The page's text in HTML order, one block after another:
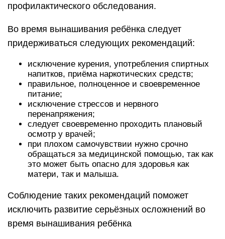
профилактического обследования.
Во время вынашивания ребёнка следует
придерживаться следующих рекомендаций:
исключение курения, употребления спиртных
напитков, приёма наркотических средств;
правильное, полноценное и своевременное
питание;
исключение стрессов и нервного
перенапряжения;
следует своевременно проходить плановый
осмотр у врачей;
при плохом самочувствии нужно срочно
обращаться за медицинской помощью, так как
это может быть опасно для здоровья как
матери, так и малыша.
Соблюдение таких рекомендаций поможет
исключить развитие серьёзных осложнений во
время вынашивания ребёнка